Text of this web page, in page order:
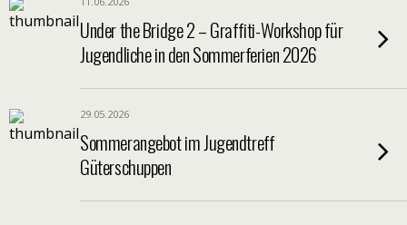
Under the Bridge 2 – Graffiti-Workshop für
Jugendliche in den Sommerferien 2026
29.05.2026
Sommerangebot im Jugendtreff
Güterschuppen